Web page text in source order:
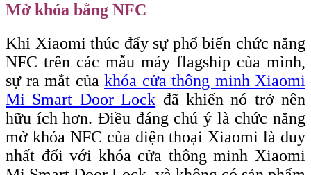
Mở khóa bằng NFC
Khi Xiaomi thúc đẩy sự phổ biến chức năng
NFC trên các mẫu máy flagship của mình,
sự ra mắt của khóa cửa thông minh Xiaomi
Mi Smart Door Lock đã khiến nó trở nên
hữu ích hơn. Điều đáng chú ý là chức năng
mở khóa NFC của điện thoại Xiaomi là duy
nhất đối với khóa cửa thông minh Xiaomi